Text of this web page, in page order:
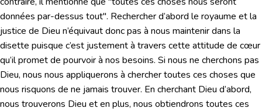
données par-dessus tout". Rechercher d’abord le royaume et la
justice de Dieu n’équivaut donc pas à nous maintenir dans la
disette puisque c’est justement à travers cette attitude de cœur
qu’il promet de pourvoir à nos besoins. Si nous ne cherchons pas
Dieu, nous nous appliquerons à chercher toutes ces choses que
nous risquons de ne jamais trouver. En cherchant Dieu d’abord,
nous trouverons Dieu et en plus, nous obtiendrons toutes ces